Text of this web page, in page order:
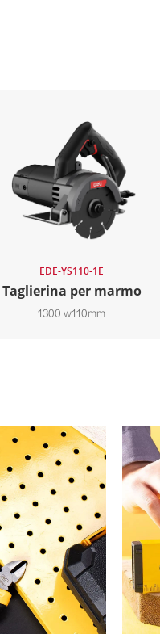
EDE-YS110-1E
Taglierina per marmo
1300 w110mm